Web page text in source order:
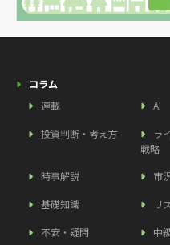
コラム
連載
AI
投資判断・考え方
ラ
戦略
時事解説
市
基礎知識 リ
不安・疑問 中